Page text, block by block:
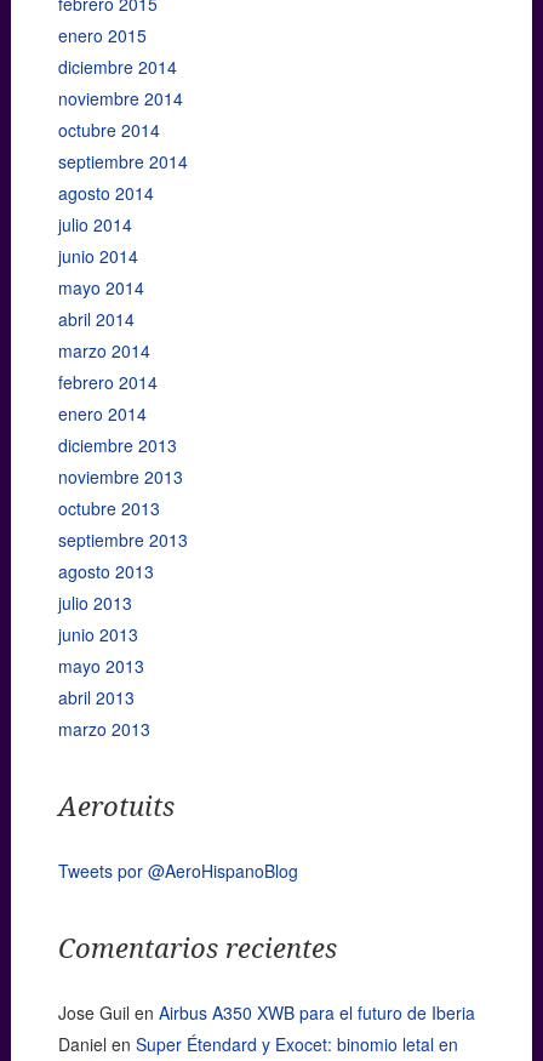
enero 2015
diciembre 2014
noviembre 2014
octubre 2014
septiembre 2014
agosto 2014
julio 2014
junio 2014
mayo 2014
abril 2014
marzo 2014
febrero 2014
enero 2014
diciembre 2013
noviembre 2013
octubre 2013
septiembre 2013
agosto 2013
julio 2013
junio 2013
mayo 2013
abril 2013
marzo 2013
Aerotuits
Tweets por @AeroHispanoBlog
Comentarios recientes
Jose Guil en Airbus A350 XWB para el futuro de Iberia
Daniel en Super Étendard y Exocet: binomio letal en